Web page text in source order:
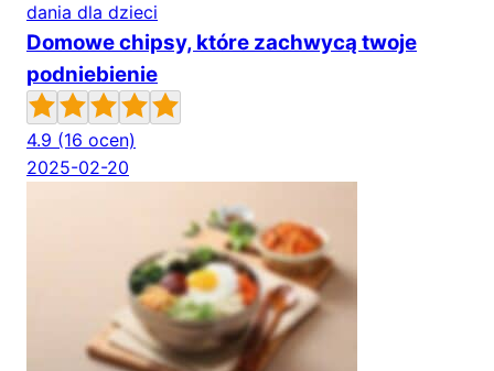
dania dla dzieci
Domowe chipsy, które zachwycą twoje
podniebienie
4.9 (16 ocen)
2025-02-20